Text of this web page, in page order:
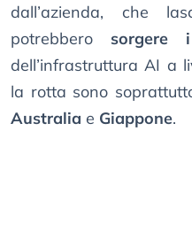
dall’azienda, che
potrebbero sorgere
dell’infrastruttura AI a
la rotta sono
Australia e Giappone.